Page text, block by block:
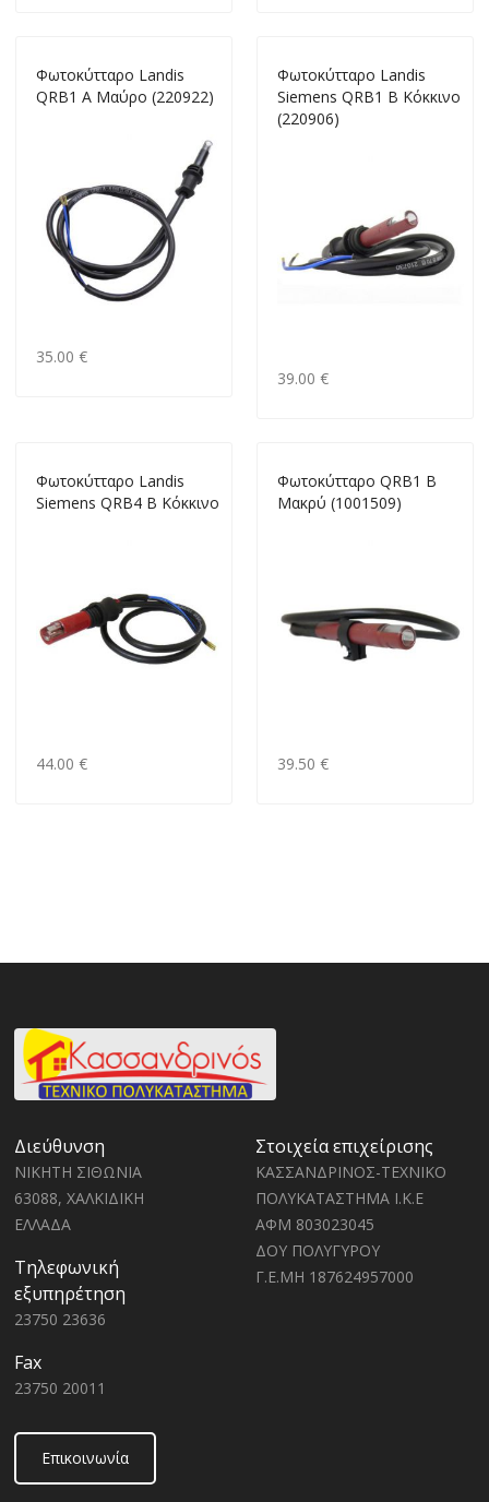
Φωτοκύτταρο Landis
QRB1 Α Μαύρο (220922)
35.00 €
Φωτοκύτταρο Landis
Siemens QRB1 Β Κόκκινο
(220906)
39.00 €
Φωτοκύτταρο Landis
Siemens QRB4 Β Κόκκινο
44.00 €
Φωτοκύτταρο QRB1 B
Mακρύ (1001509)
39.50 €
Διεύθυνση
ΝΙΚΗΤΗ ΣΙΘΩΝΙΑ
63088, ΧΑΛΚΙΔΙΚΗ
ΕΛΛΑΔΑ
Τηλεφωνική
εξυπηρέτηση
23750 23636
Fax
23750 20011
Στοιχεία επιχείρισης
ΚΑΣΣΑΝΔΡΙΝΟΣ-ΤΕΧΝΙΚΟ
ΠΟΛΥΚΑΤΑΣΤΗΜΑ Ι.Κ.Ε
ΑΦΜ 803023045
ΔΟΥ ΠΟΛΥΓΥΡΟΥ
Γ.Ε.ΜΗ 187624957000
Επικοινωνία